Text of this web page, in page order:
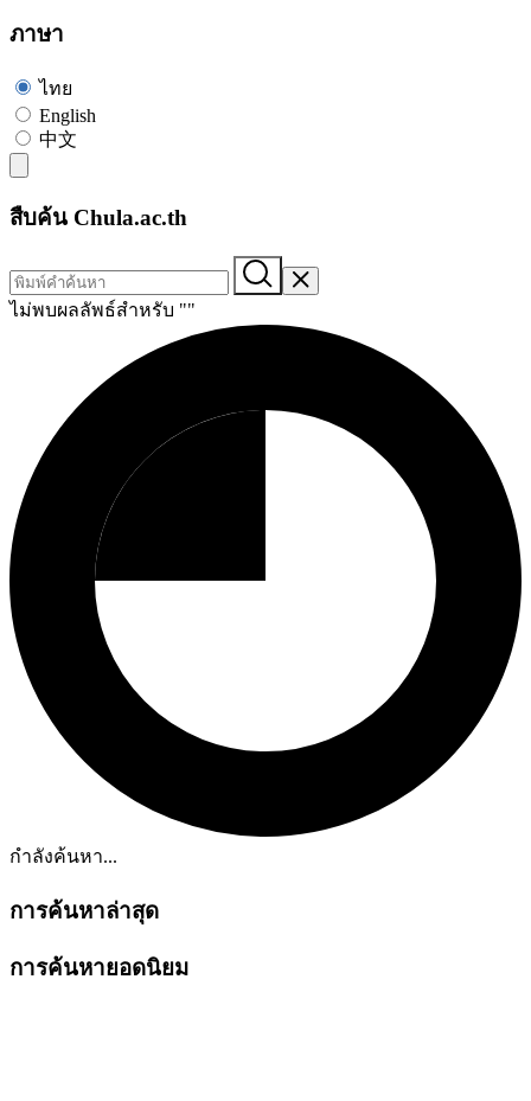
ภาษา
ไทย
English
中文
สืบค้น Chula.ac.th
ไม่พบผลลัพธ์สำหรับ ""
กำลังค้นหา...
การค้นหาล่าสุด
การค้นหายอดนิยม